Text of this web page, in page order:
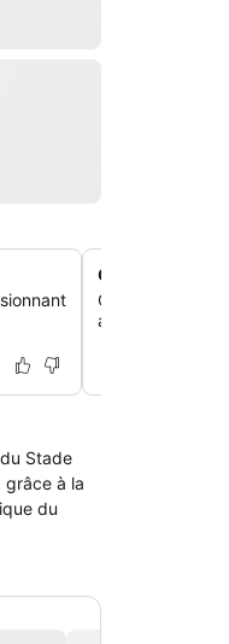
Chambres
Chaque
avec un
Stade
grâce à la
du